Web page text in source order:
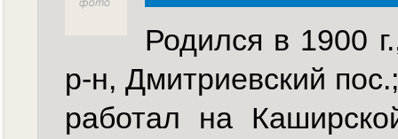
Родился в 1900
р-н, Дмитриевский
работал на